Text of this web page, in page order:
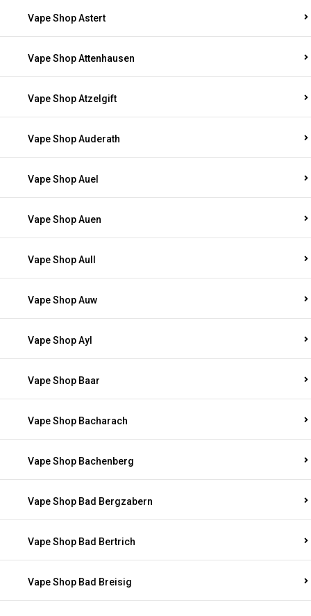
Vape Shop Astert
Vape Shop Attenhausen
Vape Shop Atzelgift
Vape Shop Auderath
Vape Shop Auel
Vape Shop Auen
Vape Shop Aull
Vape Shop Auw
Vape Shop Ayl
Vape Shop Baar
Vape Shop Bacharach
Vape Shop Bachenberg
Vape Shop Bad Bergzabern
Vape Shop Bad Bertrich
Vape Shop Bad Breisig